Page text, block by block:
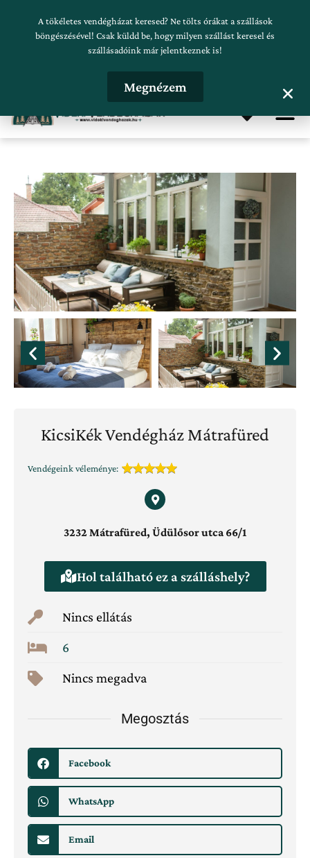
Szálláskeresés beküldése
KicsiKék Vendégház Mátrafüred
Vendégeink véleménye:
3232 Mátrafüred, Üdülősor utca 66/1
Hol található ez a szálláshely?
Nincs ellátás
6
Nincs megadva
Megosztás
Facebook
WhatsApp
Email
A tökéletes vendégházat keresed? Ne tölts órákat a szállások
böngészésével! Csak küldd be, hogy milyen szállást keresel és
szállásadóink már jelentkeznek is!
Megnézem